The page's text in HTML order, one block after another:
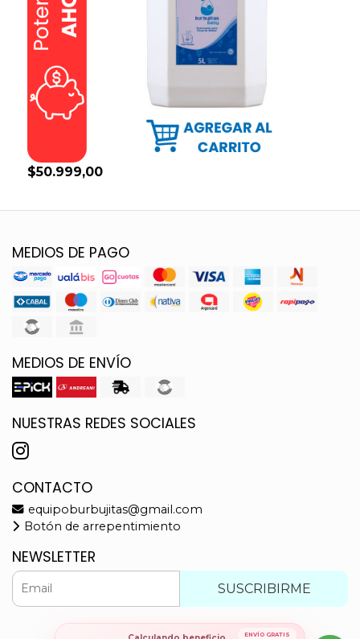
$50.999,00
MEDIOS DE PAGO
MEDIOS DE ENVÍO
NUESTRAS REDES SOCIALES
CONTACTO
equipoburbujitas@gmail.com
Botón de arrepentimiento
NEWSLETTER
SUSCRIBIRME
ENVÍO GRATIS